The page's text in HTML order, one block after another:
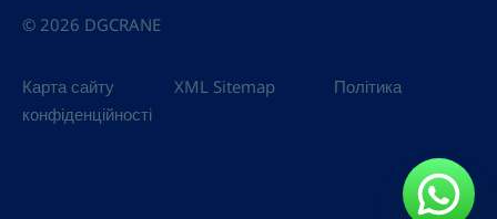
© 2026 DGCRANE
Карта сайту XML Sitemap
Політика
конфіденційності